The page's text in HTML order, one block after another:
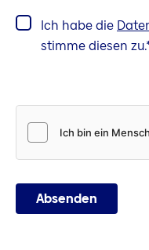
Ich habe die
stimme diesen zu.
Absenden